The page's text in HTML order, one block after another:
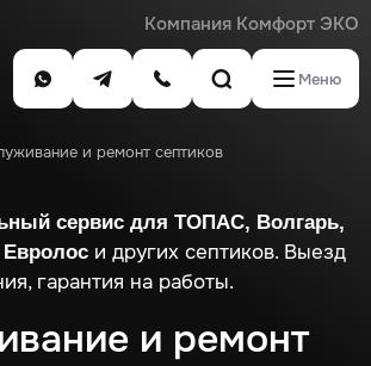
Компания Комфорт ЭКО
Меню
и ремонт септиков
сервис для ТОПАС, Волгарь,
и других септиков. Выезд
гарантия на работы.
и ремонт